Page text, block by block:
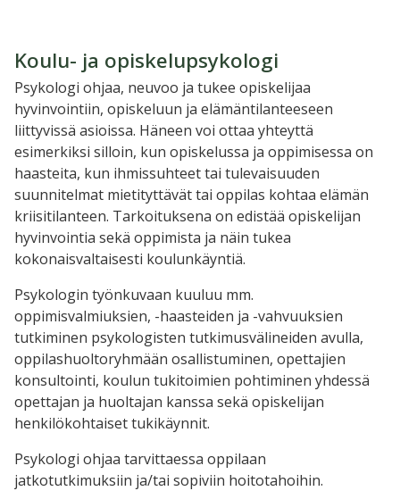
Koulu- ja opiskelupsykologi
Psykologi ohjaa, neuvoo ja tukee opiskelijaa
hyvinvointiin, opiskeluun ja elämäntilanteeseen
liittyvissä asioissa. Häneen voi ottaa yhteyttä
esimerkiksi silloin, kun opiskelussa ja oppimisessa on
haasteita, kun ihmissuhteet tai tulevaisuuden
suunnitelmat mietityttävät tai oppilas kohtaa elämän
kriisitilanteen. Tarkoituksena on edistää opiskelijan
hyvinvointia sekä oppimista ja näin tukea
kokonaisvaltaisesti koulunkäyntiä.
Psykologin työnkuvaan kuuluu mm.
oppimisvalmiuksien, -haasteiden ja -vahvuuksien
tutkiminen psykologisten tutkimusvälineiden avulla,
oppilashuoltoryhmään osallistuminen, opettajien
konsultointi, koulun tukitoimien pohtiminen yhdessä
opettajan ja huoltajan kanssa sekä opiskelijan
henkilökohtaiset tukikäynnit.
Psykologi ohjaa tarvittaessa oppilaan
jatkotutkimuksiin ja/tai sopiviin hoitotahoihin.